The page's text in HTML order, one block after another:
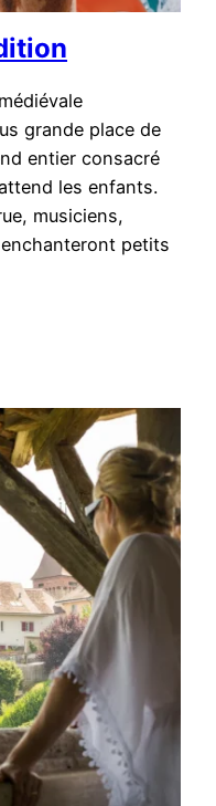
grande place de
entier consacré
les enfants.
musiciens,
petits